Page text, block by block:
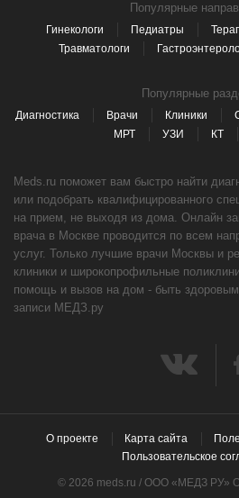
Популярные
Гинекологи Педиатры
Травматологи
Популярные
Диагностика Врачи Клиники
МРТ
УЗИ КТ
Meds.ru поможет вам быстро найти
или подобрать квалифицированного
на прием, не выходя из дома. Онлайн
врача в Москве проводится по всем
услуг. Только лучшие врачи Москвы и
клиники и широкопрофильные
помощь и вызов на дом - быть
записи МЕДЗ.ру
О проекте Карта сайта
Пользовательское
© 2026 meds.ru / ООО «МЕДЗ РУ»